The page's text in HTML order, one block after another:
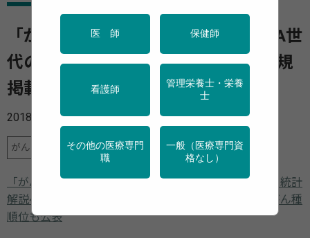
「がん情報サービス」に「小児・AYA世
代のがん罹患」 統計解説ページを新規
掲載
2018年05月30日
がん 健診・検診
「がん情報サービス」に「小児・AYA世代のがん罹患」統計
解説ページを新規掲載 小児・AYAの最新の罹患率とがん種
順位も公表
医 師 保健師
看護師
管理栄養士・栄養
士
その他の医療専門
職
一般（医療専門資
格なし）